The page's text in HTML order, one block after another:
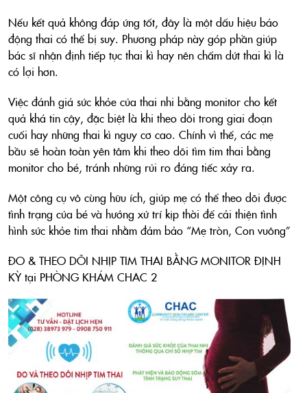
Nếu kết quả không đáp ứng tốt, đây là một dấu hiệu báo
động thai có thể bị suy. Phương pháp này góp phần giúp
bác sĩ nhận định tiếp tục thai kì hay nên chấm dứt thai kì là
có lợi hơn.
Việc đánh giá sức khỏe của thai nhi bằng monitor cho kết
quả khá tin cậy, đặc biệt là khi theo dõi trong giai đoạn
cuối hay những thai kì nguy cơ cao. Chính vì thế, các mẹ
bầu sẽ hoàn toàn yên tâm khi theo dõi tìm tim thai bằng
monitor cho bé, tránh những rủi ro đáng tiếc xảy ra.
Một công cụ vô cùng hữu ích, giúp mẹ có thể theo dõi được
tình trạng của bé và hướng xử trí kịp thời để cải thiện tình
hình sức khỏe tim thai nhằm đảm bảo “Mẹ tròn, Con vuông”
ĐO & THEO DÕI NHỊP TIM THAI BẰNG MONITOR ĐỊNH
KỲ tại PHÒNG KHÁM CHAC 2